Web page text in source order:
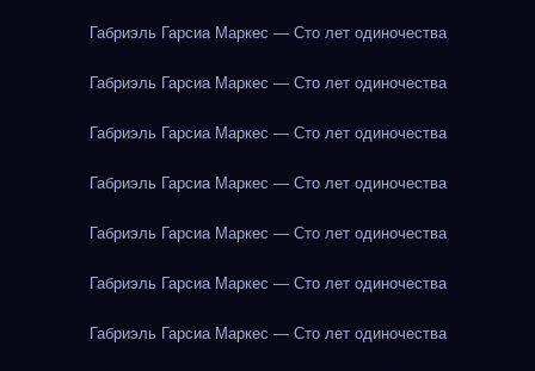
Габриэль Гарсиа Маркес — Сто лет одиночества
Габриэль Гарсиа Маркес — Сто лет одиночества
Габриэль Гарсиа Маркес — Сто лет одиночества
Габриэль Гарсиа Маркес — Сто лет одиночества
Габриэль Гарсиа Маркес — Сто лет одиночества
Габриэль Гарсиа Маркес — Сто лет одиночества
Габриэль Гарсиа Маркес — Сто лет одиночества